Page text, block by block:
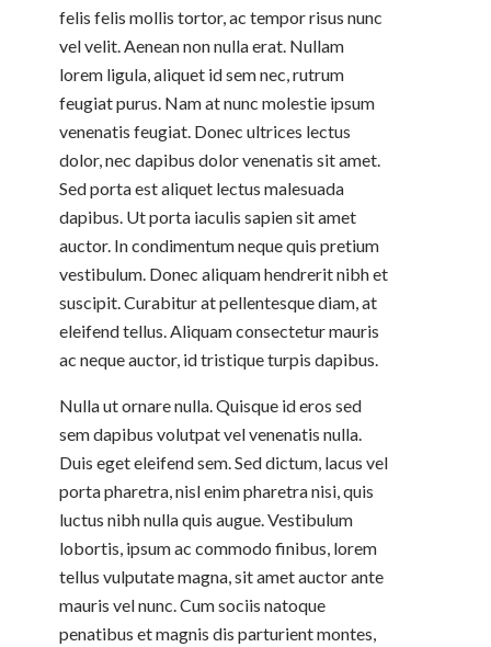
felis felis mollis tortor, ac tempor risus nunc
vel velit. Aenean non nulla erat. Nullam
lorem ligula, aliquet id sem nec, rutrum
feugiat purus. Nam at nunc molestie ipsum
venenatis feugiat. Donec ultrices lectus
dolor, nec dapibus dolor venenatis sit amet.
Sed porta est aliquet lectus malesuada
dapibus. Ut porta iaculis sapien sit amet
auctor. In condimentum neque quis pretium
vestibulum. Donec aliquam hendrerit nibh et
suscipit. Curabitur at pellentesque diam, at
eleifend tellus. Aliquam consectetur mauris
ac neque auctor, id tristique turpis dapibus.
Nulla ut ornare nulla. Quisque id eros sed
sem dapibus volutpat vel venenatis nulla.
Duis eget eleifend sem. Sed dictum, lacus vel
porta pharetra, nisl enim pharetra nisi, quis
luctus nibh nulla quis augue. Vestibulum
lobortis, ipsum ac commodo finibus, lorem
tellus vulputate magna, sit amet auctor ante
mauris vel nunc. Cum sociis natoque
penatibus et magnis dis parturient montes,